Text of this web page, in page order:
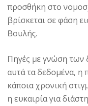
προσθήκη στο
βρίσκεται σε φάση
Βουλής.
Πηγές με γνώση των
αυτά τα δεδομένα, η
κάποια χρονική
η ευκαιρία για